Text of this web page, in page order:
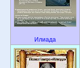
Илиада